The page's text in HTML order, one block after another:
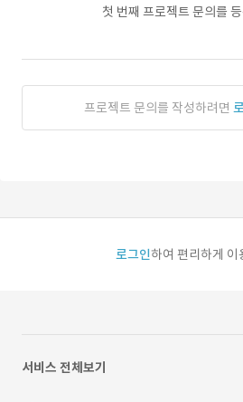
첫 번째 프로젝트 문의를
프로젝트 문의를 작성하려면
로그인하여 편리하게 이
서비스 전체보기